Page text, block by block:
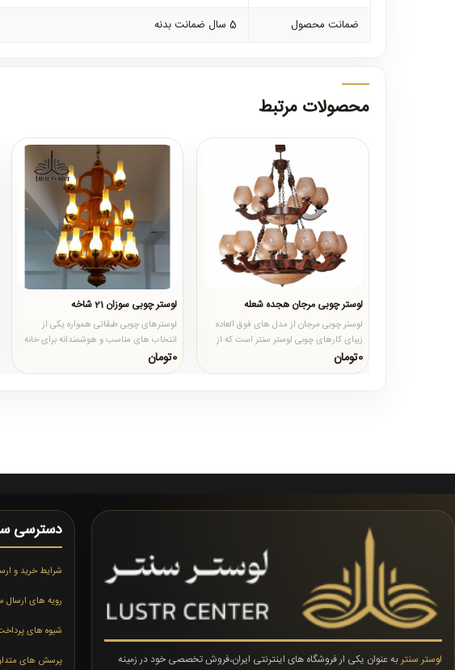
ضمانت محصول
5 سال ضمانت بدنه
محصولات مرتبط
لوستر چوبی مرجان هجده شعله
لوستر چوبی مرجان از مدل های فوق العاده
زیبای کارهای چوبی لوستر سنتر است که از
تنوع بی نظیری در سایزب..
0تومان
لوستر چوبی سوزان 21 شاخه
لوسترهای چوبی طبقاتی همواره یکی از
انتخاب های مناسب و هوشمندانه برای خانه
های دوبلکس و فضاهایی با ار..
0تومان
لوستر سنتربه عنوان یکی ار فروشگاه های اینترنتی ایران،فروش تخصصی خود در زمینه
دسترسی
شرایط خرید و
رویه های
شیوه های
پرسش های